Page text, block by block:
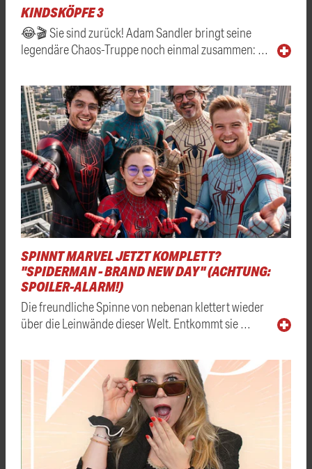
KINDSKÖPFE 3
😂🎬 Sie sind zurück! Adam Sandler bringt seine
legendäre Chaos-Truppe noch einmal zusammen: …
SPINNT MARVEL JETZT KOMPLETT?
"SPIDERMAN - BRAND NEW DAY" (ACHTUNG:
SPOILER-ALARM!)
Die freundliche Spinne von nebenan klettert wieder
über die Leinwände dieser Welt. Entkommt sie …